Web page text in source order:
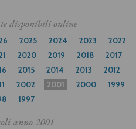
disponibili online
2025 2024 2023
2022
2020 2019 2018
2017
2015 2014 2013
2012
2002 2001 2000
1999
1997
anno2001